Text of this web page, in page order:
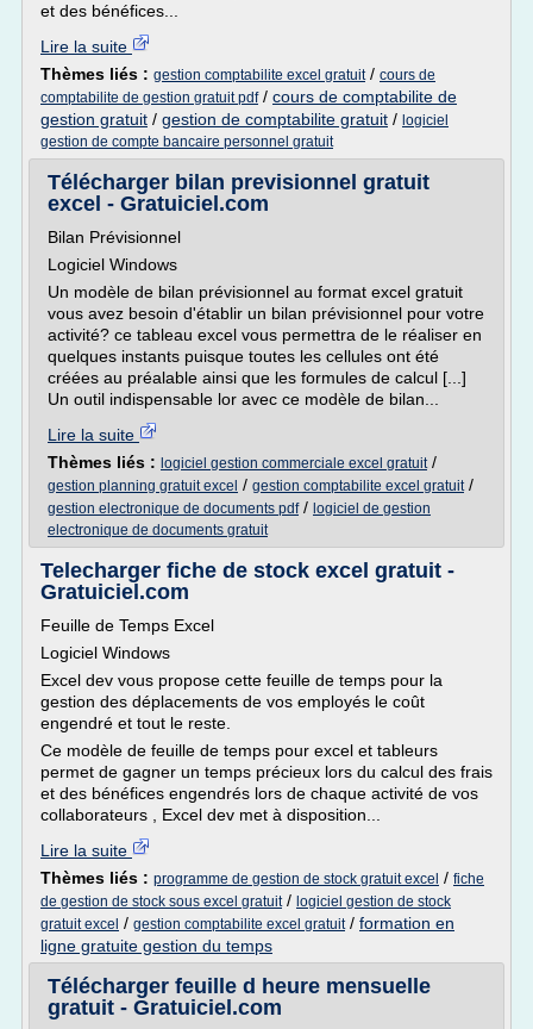
et des bénéfices...
Lire la suite
Thèmes liés : gestion comptabilite excel gratuit/ cours de
comptabilite de gestion gratuit pdf/ cours de comptabilite de
gestion gratuit / gestion de comptabilite gratuit / logiciel
gestion de compte bancaire personnel gratuit
Télécharger bilan previsionnel gratuit
excel - Gratuiciel.com
Bilan Prévisionnel
Logiciel Windows
Un modèle de bilan prévisionnel au format excel gratuit
vous avez besoin d'établir un bilan prévisionnel pour votre
activité? ce tableau excel vous permettra de le réaliser en
quelques instants puisque toutes les cellules ont été
créées au préalable ainsi que les formules de calcul [...]
Un outil indispensable lor avec ce modèle de bilan...
Lire la suite
Thèmes liés : logiciel gestion commerciale excel gratuit/
gestion planning gratuit excel / gestion comptabilite excel gratuit/
gestion electronique de documents pdf/ logiciel de gestion
electronique de documents gratuit
Telecharger fiche de stock excel gratuit -
Gratuiciel.com
Feuille de Temps Excel
Logiciel Windows
Excel dev vous propose cette feuille de temps pour la
gestion des déplacements de vos employés le coût
engendré et tout le reste.
Ce modèle de feuille de temps pour excel et tableurs
permet de gagner un temps précieux lors du calcul des frais
et des bénéfices engendrés lors de chaque activité de vos
collaborateurs , Excel dev met à disposition...
Lire la suite
Thèmes liés : programme de gestion de stock gratuit excel / fiche
de gestion de stock sous excel gratuit/ logiciel gestion de stock
gratuit excel / gestion comptabilite excel gratuit/ formation en
ligne gratuite gestion du temps
Télécharger feuille d heure mensuelle
gratuit - Gratuiciel.com